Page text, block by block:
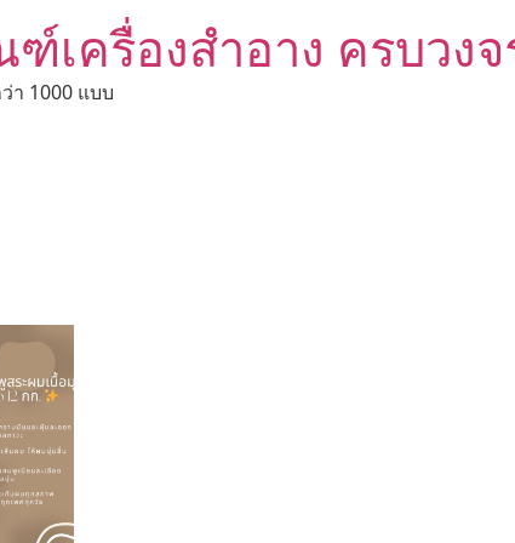
เครื่องสำอาง ครบวงจ
า 1000 แบบ